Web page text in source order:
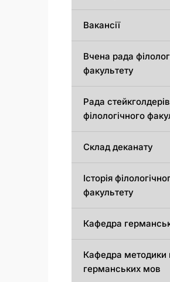
Вакансії
Вчена рада
факультету
Рада
філологічного
Склад деканату
Історія
факультету
Кафедрa
Кафедрa методики
германських мов